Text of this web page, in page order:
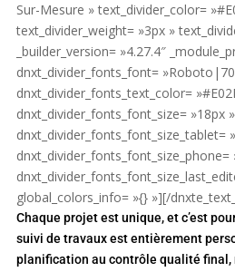
Sur-Mesure » text_divider_color=
text_divider_weight= »3px »
_builder_version= »4.27.4″
dnxt_divider_fonts_font=
dnxt_divider_fonts_text_color=
dnxt_divider_fonts_font_size= »18px »
dnxt_divider_fonts_font_size_tablet=
dnxt_divider_fonts_font_size_phone=
global_colors_info= »{} »][/
Chaque projet est unique, et c’est
suivi de travaux est entièrement
planification au contrôle qualité final,